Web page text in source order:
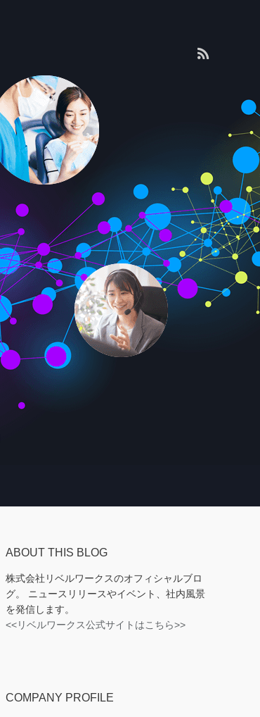
ABOUT THIS BLOG
株式会社リベルワークスのオフィシャルブロ
グ。 ニュースリリースやイベント、社内風景
を発信します。
<<リベルワークス公式サイトはこちら>>
COMPANY PROFILE